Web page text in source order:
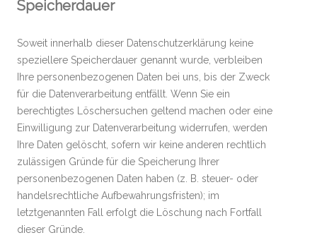
Speicherdauer
Soweit innerhalb dieser Datenschutzerklärung keine
speziellere Speicherdauer genannt wurde, verbleiben
Ihre personenbezogenen Daten bei uns, bis der Zweck
für die Datenverarbeitung entfällt. Wenn Sie ein
berechtigtes Löschersuchen geltend machen oder eine
Einwilligung zur Datenverarbeitung widerrufen, werden
Ihre Daten gelöscht, sofern wir keine anderen rechtlich
zulässigen Gründe für die Speicherung Ihrer
personenbezogenen Daten haben (z. B. steuer- oder
handelsrechtliche Aufbewahrungsfristen); im
letztgenannten Fall erfolgt die Löschung nach Fortfall
dieser Gründe.